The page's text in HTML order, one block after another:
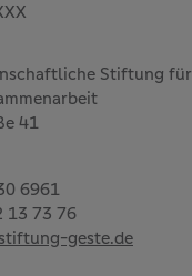
Stiftung für
41
6961
13 73 76
geste.de